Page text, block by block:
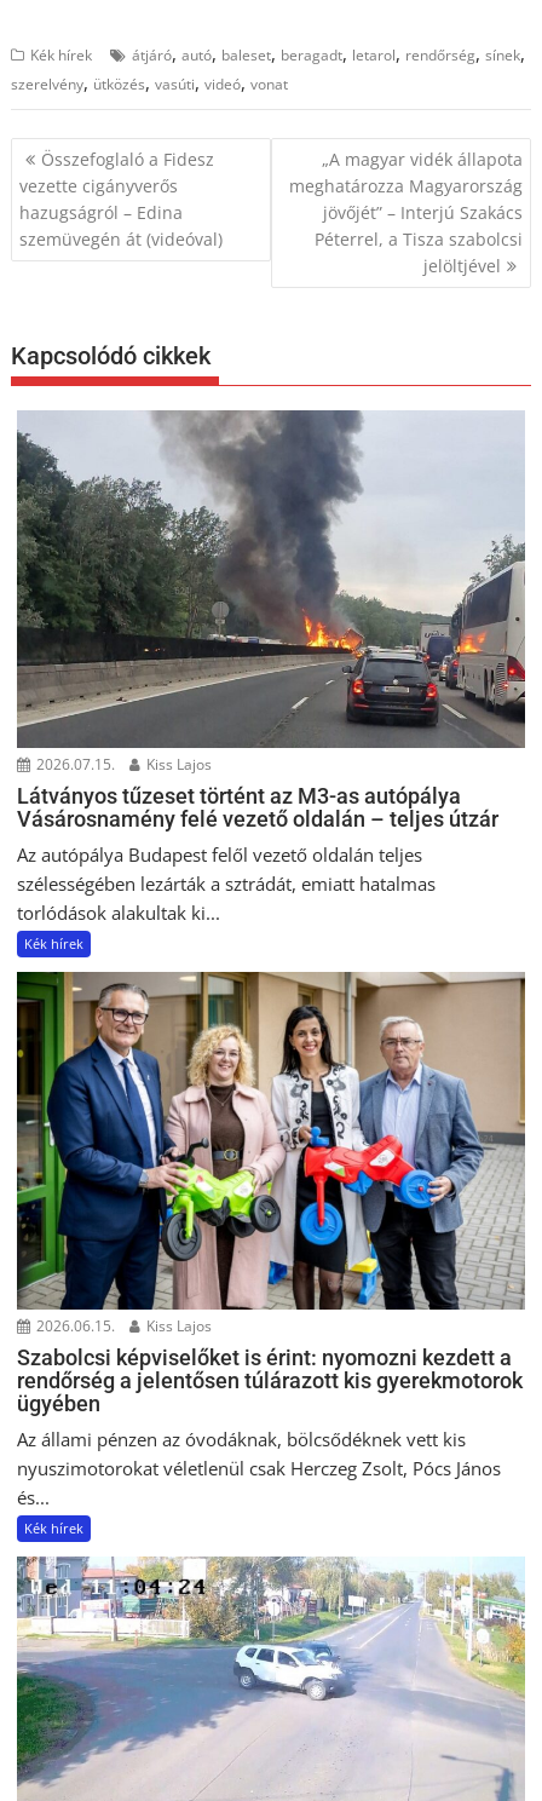
Kék hírek átjáró,autó, baleset, beragadt, letarol, rendőrség,sínek,
szerelvény, ütközés,vasúti,videó,vonat
Bejegyzés
navigáció
Összefoglaló a Fidesz
vezette cigányverős
hazugságról – Edina
szemüvegén át (videóval)
„A magyar vidék állapota
meghatározza Magyarország
jövőjét” – Interjú Szakács
Péterrel, a Tisza szabolcsi
jelöltjével
Kapcsolódó cikkek
2026.07.15. Kiss Lajos
Látványos tűzeset történt az M3-as autópálya
Vásárosnamény felé vezető oldalán – teljes útzár
Az autópálya Budapest felől vezető oldalán teljes
szélességében lezárták a sztrádát, emiatt hatalmas
torlódások alakultak ki...
Kék hírek
2026.06.15. Kiss Lajos
Szabolcsi képviselőket is érint: nyomozni kezdett a
rendőrség a jelentősen túlárazott kis gyerekmotorok
ügyében
Az állami pénzen az óvodáknak, bölcsődéknek vett kis
nyuszimotorokat véletlenül csak Herczeg Zsolt, Pócs János
és...
Kék hírek